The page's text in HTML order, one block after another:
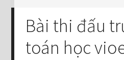
Bài thi đấu
toán học